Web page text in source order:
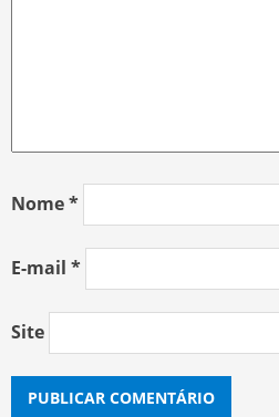
Nome*
E-mail *
Site